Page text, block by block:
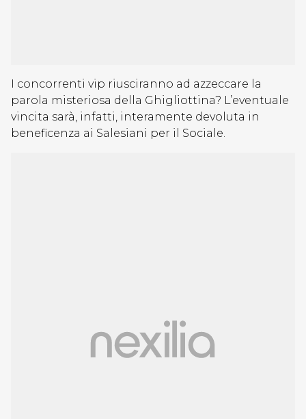
I concorrenti vip riusciranno ad azzeccare la
parola misteriosa della Ghigliottina? L’eventuale
vincita sarà, infatti, interamente devoluta in
beneficenza ai Salesiani per il Sociale.